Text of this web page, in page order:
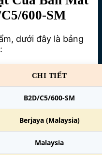
600-SM
dưới đây là bảng
CHI TIẾT
B2D/C5/600-SM
Berjaya (Malaysia)
Malaysia